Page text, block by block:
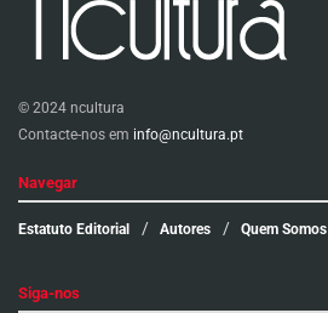
© 2024 ncultura
Contacte-nos em info@ncultura.pt
Navegar
Estatuto Editorial Autores Quem Somos
Siga-nos